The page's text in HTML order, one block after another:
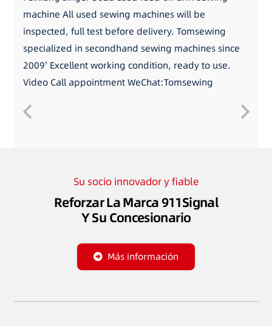
machine All used sewing machines will be
inspected, full test before delivery. Tomsewing
specialized in secondhand sewing machines since
2009′ Excellent working condition, ready to use.
Video Call appointment WeChat:Tomsewing
Su socio innovador y fiable
Reforzar La Marca 911Signal
Y Su Concesionario
Más información